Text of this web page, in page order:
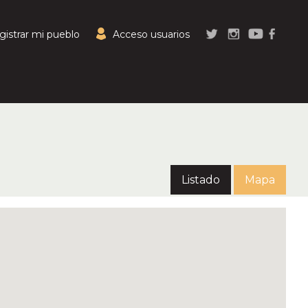
mi pueblo Acceso usuarios
Listado Mapa